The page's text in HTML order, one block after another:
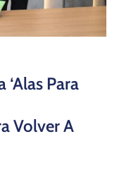
‘Alas Para
Volver A